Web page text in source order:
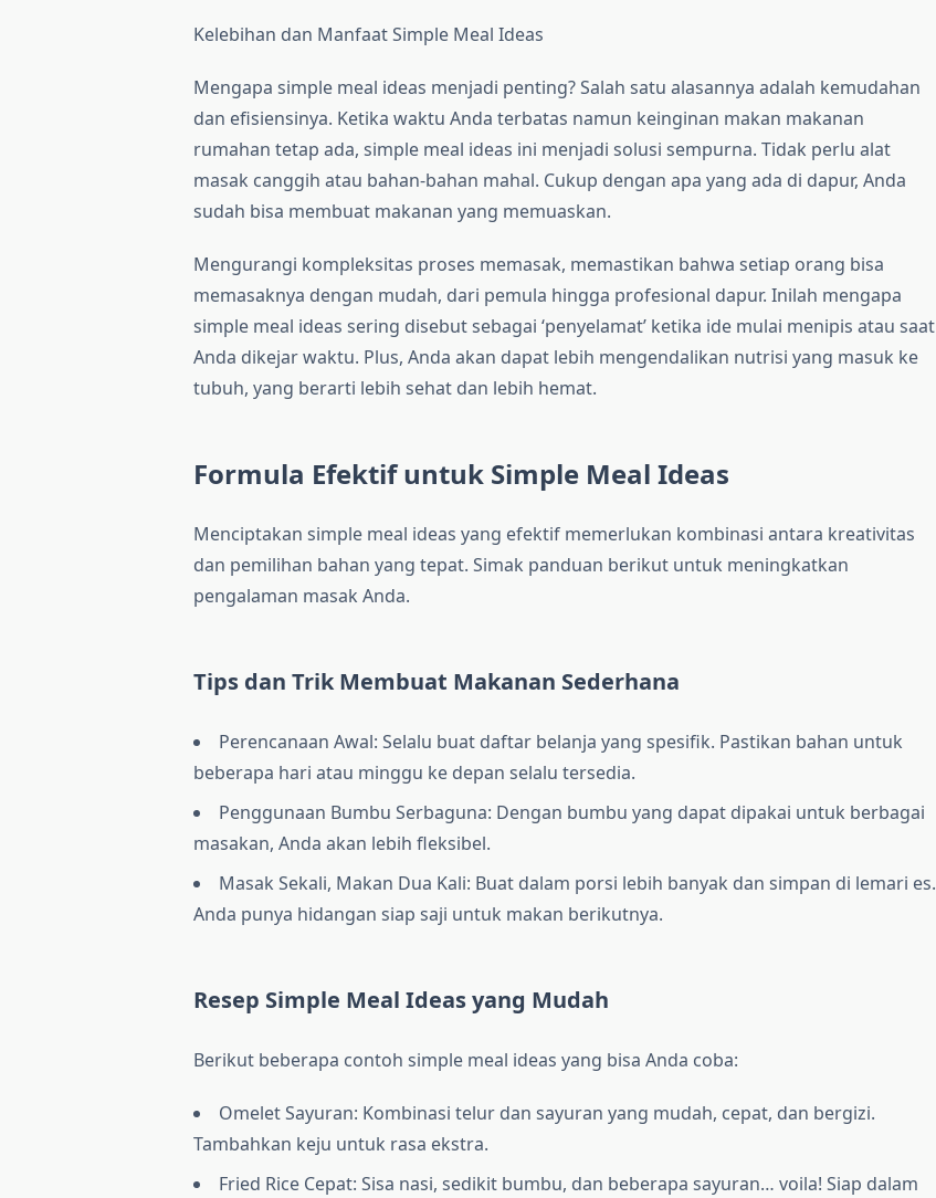
Kelebihan dan Manfaat Simple Meal Ideas
Mengapa simple meal ideas menjadi penting? Salah satu alasannya adalah kemudahan
dan efisiensinya. Ketika waktu Anda terbatas namun keinginan makan makanan
rumahan tetap ada, simple meal ideas ini menjadi solusi sempurna. Tidak perlu alat
masak canggih atau bahan-bahan mahal. Cukup dengan apa yang ada di dapur, Anda
sudah bisa membuat makanan yang memuaskan.
Mengurangi kompleksitas proses memasak, memastikan bahwa setiap orang bisa
memasaknya dengan mudah, dari pemula hingga profesional dapur. Inilah mengapa
simple meal ideas sering disebut sebagai ‘penyelamat’ ketika ide mulai menipis atau saat
Anda dikejar waktu. Plus, Anda akan dapat lebih mengendalikan nutrisi yang masuk ke
tubuh, yang berarti lebih sehat dan lebih hemat.
Formula Efektif untuk Simple Meal Ideas
Menciptakan simple meal ideas yang efektif memerlukan kombinasi antara kreativitas
dan pemilihan bahan yang tepat. Simak panduan berikut untuk meningkatkan
pengalaman masak Anda.
Tips dan Trik Membuat Makanan Sederhana
Perencanaan Awal: Selalu buat daftar belanja yang spesifik. Pastikan bahan untuk
beberapa hari atau minggu ke depan selalu tersedia.
Penggunaan Bumbu Serbaguna: Dengan bumbu yang dapat dipakai untuk berbagai
masakan, Anda akan lebih fleksibel.
Masak Sekali, Makan Dua Kali: Buat dalam porsi lebih banyak dan simpan di lemari es.
Anda punya hidangan siap saji untuk makan berikutnya.
Resep Simple Meal Ideas yang Mudah
Berikut beberapa contoh simple meal ideas yang bisa Anda coba:
Omelet Sayuran: Kombinasi telur dan sayuran yang mudah, cepat, dan bergizi.
Tambahkan keju untuk rasa ekstra.
Fried Rice Cepat: Sisa nasi, sedikit bumbu, dan beberapa sayuran… voila! Siap dalam